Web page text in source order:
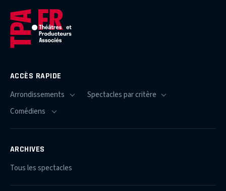
ACCÈS RAPIDE
ARCHIVES
Tous les spectacles